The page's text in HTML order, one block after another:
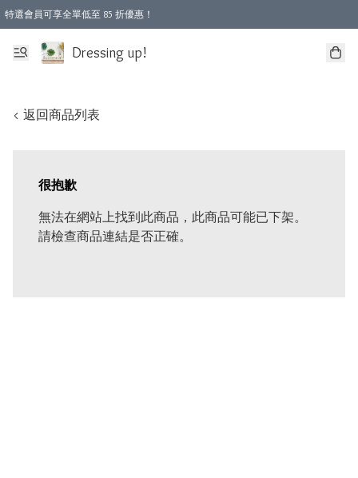
特選會員可享全單低至 85 折優惠！
Dressing up!
< 返回商品列表
很抱歉
無法在網站上找到此商品，此商品可能已下架。
請檢查商品連結是否正確。